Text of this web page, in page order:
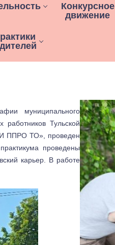
Конкурсное
движение
муниципального
Тульской
И ППРО ТО», проведен
проведены
карьер. В работе